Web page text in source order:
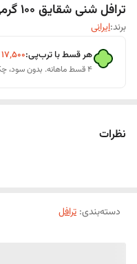
ترافل شنی شقایق ۱۰۰ گرمی
برند:ایرانی
هر قسط با ترب‌پی:۱۷٬۵۰۰
۴ قسط ماهانه. بدون سود، چک و ضامن.
نظرات
دسته‌بندی: ترافل